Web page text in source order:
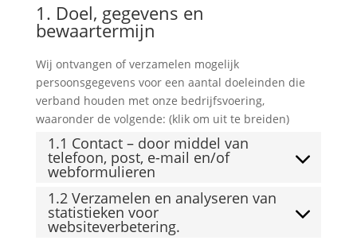
1. Doel, gegevens en
bewaartermijn
Wij ontvangen of verzamelen mogelijk
persoonsgegevens voor een aantal doeleinden die
verband houden met onze bedrijfsvoering,
waaronder de volgende: (klik om uit te breiden)
1.1 Contact – door middel van
telefoon, post, e-mail en/of
webformulieren
1.2 Verzamelen en analyseren van
statistieken voor
websiteverbetering.